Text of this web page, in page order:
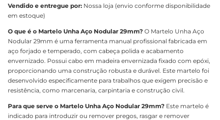
Vendido e entregue por: Nossa loja (envio conforme disponibilidade
em estoque)
O que é o Martelo Unha Aço Nodular 29mm? O Martelo Unha Aço
Nodular 29mm é uma ferramenta manual profissional fabricada em
aço forjado e temperado, com cabeça polida e acabamento
envernizado. Possui cabo em madeira envernizada fixado com epóxi,
proporcionando uma construção robusta e durável. Este martelo foi
desenvolvido especificamente para trabalhos que exigem precisão e
resistência, como marcenaria, carpintaria e construção civil.
Para que serve o Martelo Unha Aço Nodular 29mm? Este martelo é
indicado para introduzir ou remover pregos, rasgar e remover